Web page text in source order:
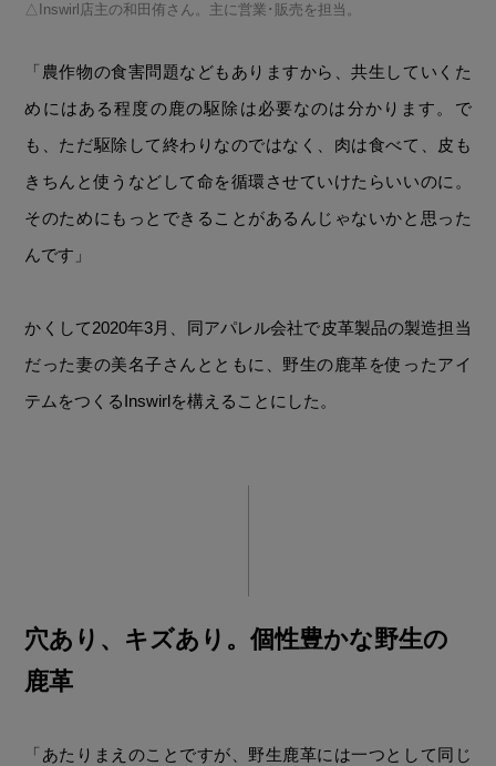
Inswirl店主の和田侑さん。主に営業･販売を担当。
「農作物の食害問題などもありますから、共生していくた
めにはある程度の鹿の駆除は必要なのは分かります。で
も、ただ駆除して終わりなのではなく、肉は食べて、皮も
きちんと使うなどして命を循環させていけたらいいのに。
そのためにもっとできることがあるんじゃないかと思った
んです」
かくして2020年3月、同アパレル会社で皮革製品の製造担当
だった妻の美名子さんとともに、野生の鹿革を使ったアイ
テムをつくるInswirlを構えることにした。
穴あり、キズあり。個性豊かな野生の
鹿革
「あたりまえのことですが、野生鹿革には一つとして同じ